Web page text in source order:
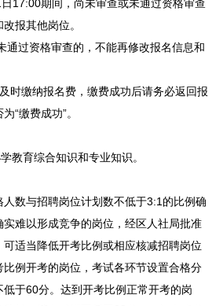
17:00期间，尚未审查或未通过资格审查
报其他岗位。
通过资格审查的，不能再修改报名信息和
时缴纳报名费，缴费成功后请务必返回报
“缴费成功”。
教育综合知识和专业知识。
人数与招聘岗位计划数不低于3:1的比例确
难以形成竞争的岗位，经区人社局批准
适当降低开考比例或相应核减招聘岗位
例开考的岗位，考试各环节设置合格分
于60分。达到开考比例正常开考的岗